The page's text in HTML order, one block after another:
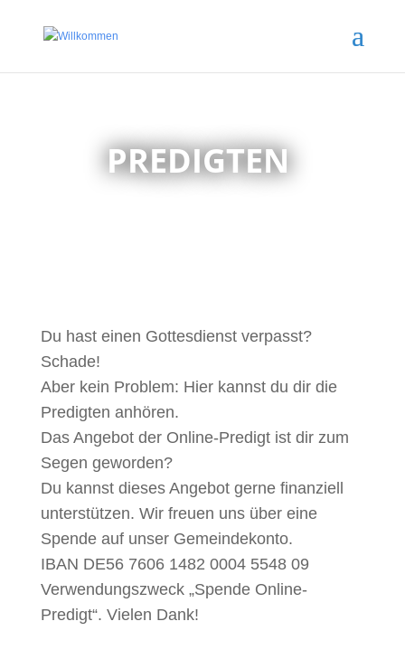
PREDIGTEN
Du hast einen Gottesdienst verpasst?
Schade!
Aber kein Problem: Hier kannst du dir die
Predigten anhören.
Das Angebot der Online-Predigt ist dir zum
Segen geworden?
Du kannst dieses Angebot gerne finanziell
unterstützen. Wir freuen uns über eine
Spende auf unser Gemeindekonto.
IBAN DE56 7606 1482 0004 5548 09
Verwendungszweck „Spende Online-
Predigt“. Vielen Dank!